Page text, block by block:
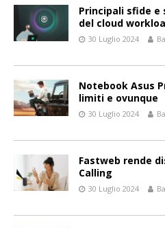
Principali sfide e
del cloud
30 Luglio 2024
Notebook Asus
limiti e ovunque
30 Luglio 2024
Fastweb rende
Calling
30 Luglio 2024